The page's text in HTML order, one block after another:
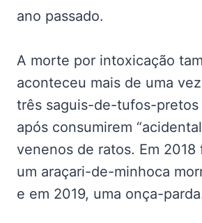
ano passado.
A morte por intoxicação
aconteceu mais de uma
três saguis-de-tufos-pretos
após consumirem
venenos de ratos. Em 2018
um araçari-de-minhoca
e em 2019, uma onça-